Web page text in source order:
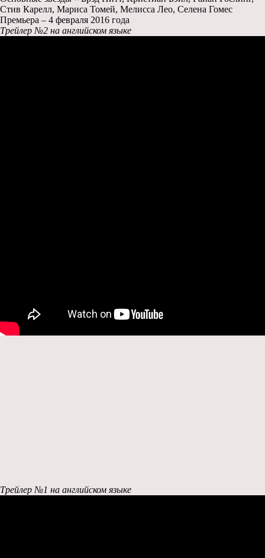
Стив Карелл, Мариса Томей, Мелисса Лео, Селена Гомес
Премьера – 4 февраля 2016 года
Трейлер №2 на английском языке
Трейлер №1 на английском языке